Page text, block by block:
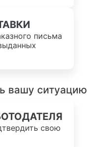
письма
вашу ситуацию
свою